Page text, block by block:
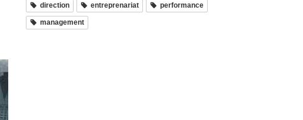
direction entreprenariat performance
management